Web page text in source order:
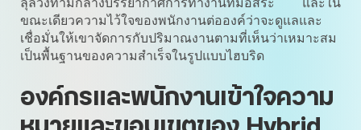
ขณะเดียวความไว้ใจของพนักงานต่อองค์ว่าจะดูแลและ
เชื่อมั่นให้เขาจัดการกับปริมาณงานตามที่เห็นว่าเหมาะสม
เป็นพื้นฐานของความสำเร็จในรูปแบบไฮบริด
องค์กรและพนักงานเข้าใจความ